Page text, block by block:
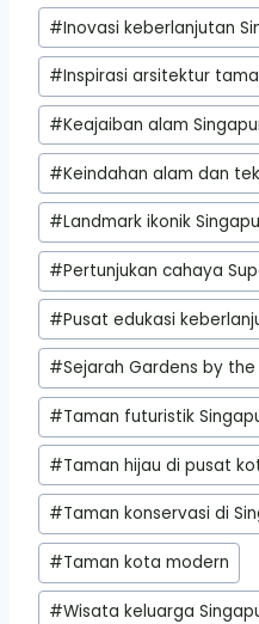
#Inovasi keberlanjutan
#Inspirasi arsitektur
#Keajaiban alam
#Keindahan alam dan
#Landmark ikonik
#Pertunjukan cahaya
#Pusat edukasi
#Sejarah Gardens by the
#Taman futuristik
#Taman hijau di pusat
#Taman konservasi di
#Taman kota modern
#Wisata keluarga